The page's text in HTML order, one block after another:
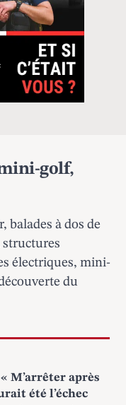
golf,
balades à dos de
électriques, mini-
du
M’arrêter après
été l’échec